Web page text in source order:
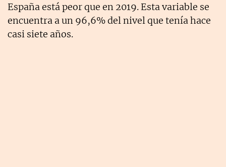
España está peor que en 2019. Esta variable se
encuentra a un 96,6% del nivel que tenía hace
casi siete años.